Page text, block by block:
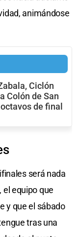
animándose
Ciclón
Colón de San
de final
será nada
el equipo que
y que el sábado
tras una